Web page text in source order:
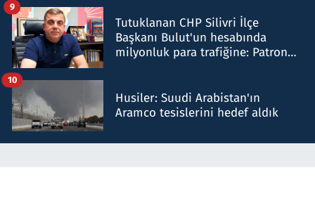
Tutuklanan CHP Silivri İlçe
Başkanı Bulut'un hesabında
milyonluk para trafiğine: Patron
9
Husiler: Suudi Arabistan'ın
Aramco tesislerini hedef aldık
10